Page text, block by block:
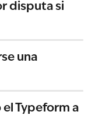
disputa si
una
Typeform a